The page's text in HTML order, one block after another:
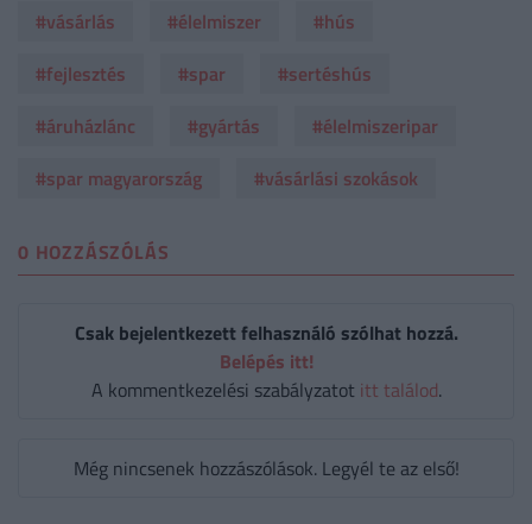
#vásárlás #élelmiszer
#hús
#fejlesztés
#spar
#sertéshús
#áruházlánc
#gyártás
#élelmiszeripar
#spar magyarország
#vásárlási szokások
0 HOZZÁSZÓLÁS
Csak bejelentkezett felhasználó szólhat hozzá.
Belépés itt!
A kommentkezelési szabályzatot itt találod.
Még nincsenek hozzászólások. Legyél te az első!